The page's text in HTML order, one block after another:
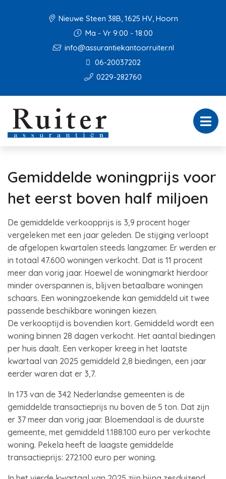
Nieuwe Steen 38B, 1625 HV, Hoorn
Ma - Vr 9:00 - 18:00
info@assurantiekantoorruiter.nl
06-20037202
0229-282760
Gemiddelde woningprijs voor
het eerst boven half miljoen
De gemiddelde verkoopprijs is 3,9 procent hoger
vergeleken met een jaar geleden. De stijging verloopt
de afgelopen kwartalen steeds langzamer. Er werden er
in totaal 47.600 woningen verkocht. Dat is 11 procent
meer dan vorig jaar. Hoewel de woningmarkt hierdoor
minder overspannen is, blijven betaalbare woningen
schaars. Een woningzoekende kan gemiddeld uit twee
passende beschikbare woningen kiezen.
De verkooptijd is bovendien kort. Gemiddeld wordt een
woning binnen 28 dagen verkocht. Het aantal biedingen
per huis daalt. Een verkoper kreeg in het laatste
kwartaal van 2025 gemiddeld 2,8 biedingen, een jaar
eerder waren dat er 3,7.
In 173 van de 342 Nederlandse gemeenten is de
gemiddelde transactieprijs nu boven de 5 ton. Dat zijn
er 37 meer dan vorig jaar. Bloemendaal is de duurste
gemeente, met gemiddeld 1.188.100 euro per verkochte
woning. Pekela heeft de laagste gemiddelde
transactieprijs: 272.100 euro per woning.